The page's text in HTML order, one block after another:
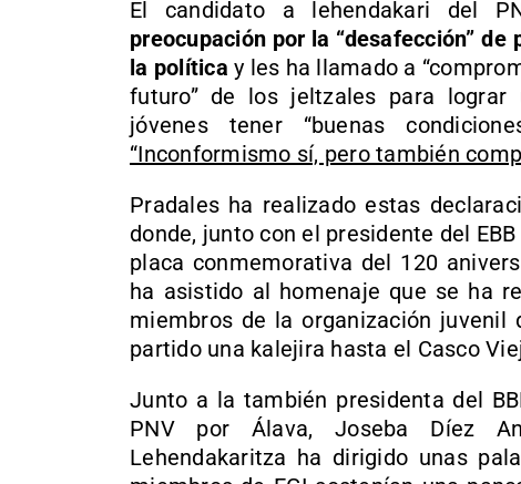
El candidato a lehendakari del
preocupación por la “desafección”
la política y les ha llamado a
futuro” de los jeltzales para
jóvenes tener “buenas
“Inconformismo sí, pero también
Pradales ha realizado estas
donde, junto con el presidente del
placa conmemorativa del 120
ha asistido al homenaje que se ha
miembros de la organización juvenil
partido una kalejira hasta el Casco
Junto a la también presidenta del
PNV por Álava, Joseba Díez
Lehendakaritza ha dirigido unas